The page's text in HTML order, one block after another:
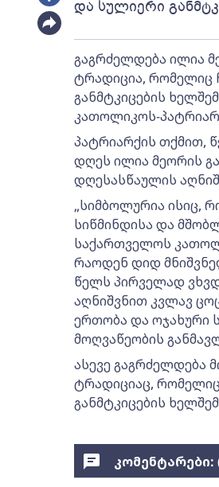
და სულიერი
გაგრძელდება ილია
ტრადიცია, რომელიც
განმტკიცების
კათოლიკოს-
პატრიარქის თქმით,
დღეს ილია მეორის
დღესასწაულის
„სიმბოლურია ისიც,
სიწმინდისა და
საქართველოს
რაოდენ დიდ
წელს პირველად
აღნიშვნით კვლავ
ერთობა და ოჯახური
მოღვაწეობის
ასევე გაგრძელდება
ტრადიციაც,
განმტკიცების
კომენტარები: